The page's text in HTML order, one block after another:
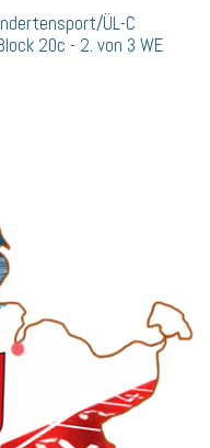
ÜL-C
20c - 2. von 3 WE